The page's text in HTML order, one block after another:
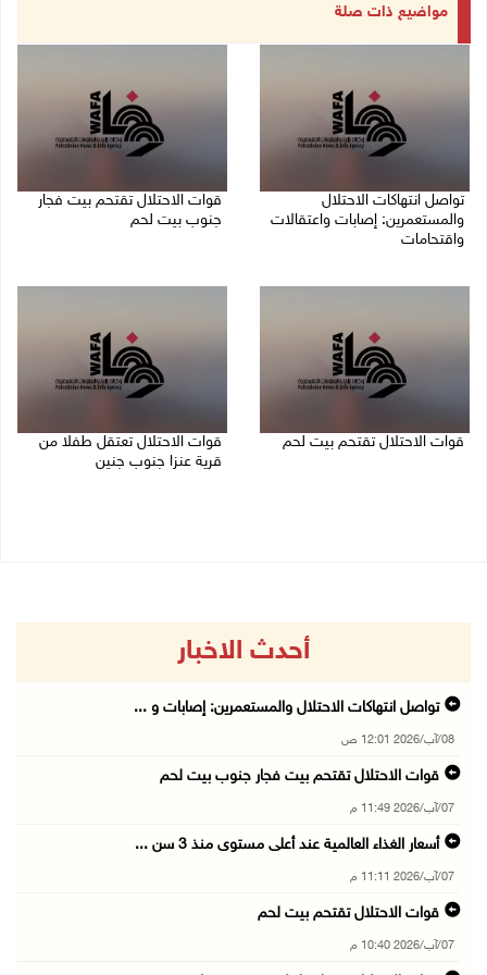
مواضيع ذات صلة
تواصل انتهاكات الاحتلال
والمستعمرين: إصابات واعتقالات
واقتحامات
قوات الاحتلال تقتحم بيت فجار
جنوب بيت لحم
قوات الاحتلال تقتحم بيت لحم
قوات الاحتلال تعتقل طفلا من
قرية عنزا جنوب جنين
أحدث الاخبار
تواصل انتهاكات الاحتلال والمستعمرين: إصابات و ...
08/آب/2026 12:01 ص
قوات الاحتلال تقتحم بيت فجار جنوب بيت لحم
07/آب/2026 11:49 م
أسعار الغذاء العالمية عند أعلى مستوى منذ 3 سن ...
07/آب/2026 11:11 م
قوات الاحتلال تقتحم بيت لحم
07/آب/2026 10:40 م